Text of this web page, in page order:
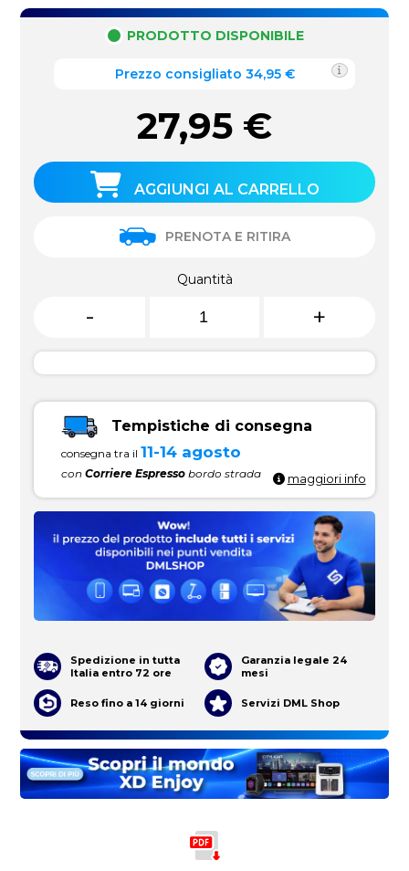
PRODOTTO DISPONIBILE
Prezzo consigliato 34,95 €
27,95 €
AGGIUNGI AL CARRELLO
PRENOTA E RITIRA
Quantità
- +
Tempistiche di consegna
consegna tra il 11-14 agosto
conCorriere Espresso bordo strada maggiori info
Spedizione in tutta
Italia entro 72 ore
Garanzia legale 24
mesi
Reso fino a 14 giorni Servizi DML Shop